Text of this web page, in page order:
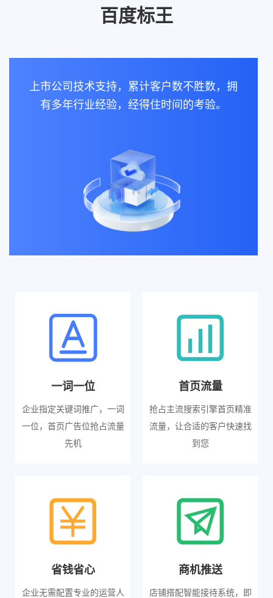
百度标王
上市公司技术支持，累计客户数不胜数，拥
有多年行业经验，经得住时间的考验。
一词一位
企业指定关键词推广，一词
一位，首页广告位抢占流量
先机
首页流量
抢占主流搜索引擎首页精准
流量，让合适的客户快速找
到您
省钱省心
企业无需配置专业的运营人
商机推送
店铺搭配智能接待系统，即